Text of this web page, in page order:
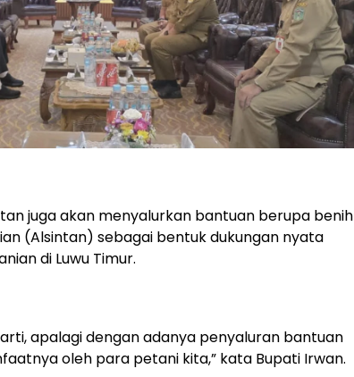
juga akan menyalurkan bantuan berupa benih
(Alsintan) sebagai bentuk dukungan nyata
di Luwu Timur.
apalagi dengan adanya penyaluran bantuan
oleh para petani kita,” kata Bupati Irwan.